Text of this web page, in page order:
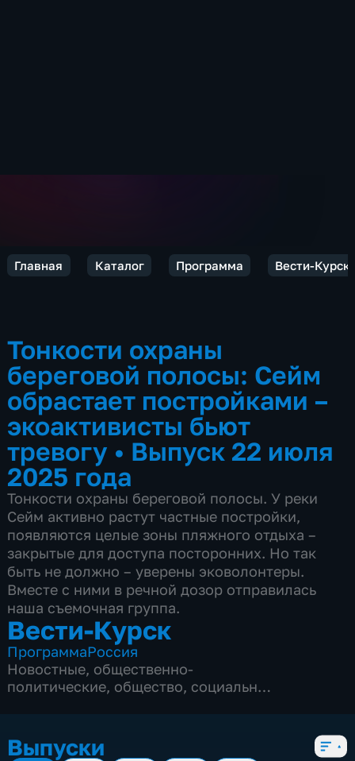
Главная Каталог Программа Вести-Курск
Тонкости охраны
береговой полосы: Сейм
обрастает постройками –
экоактивисты бьют
тревогу • Выпуск 22 июля
2025 года
Тонкости охраны береговой полосы. У реки
Сейм активно растут частные постройки,
появляются целые зоны пляжного отдыха –
закрытые для доступа посторонних. Но так
быть не должно – уверены эковолонтеры.
Вместе с ними в речной дозор отправилась
наша съемочная группа.
Вести-Курск
ПрограммаРоссия
Новостные, общественно-
политические, общество, социально-
Выпуски